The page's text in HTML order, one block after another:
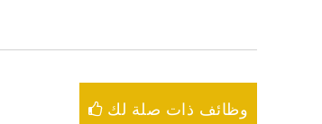
وظائف ذات صلة لك